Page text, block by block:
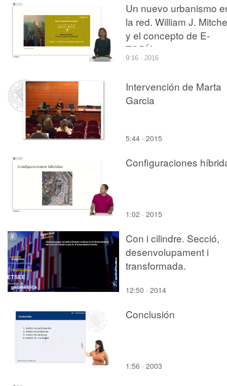
Un nuevo urbanismo
la red. William J.
y el concepto de E-
TOPÍA
9:16 · 2016
Intervención de Marta
Garcia
5:44 · 2015
Configuraciones
1:02 · 2015
Con i cilindre. Secció,
desenvolupament i
transformada.
12:50 · 2014
Conclusión
1:56 · 2003